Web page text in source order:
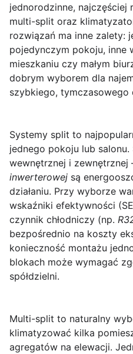
jednorodzinne, najczęściej
multi-split oraz
rozwiązań ma inne zalety:
pojedynczym pokoju, inne
mieszkaniu czy małym
dobrym wyborem dla
szybkiego, tymczasowego
Systemy split to
jednego pokoju lub salonu.
wewnętrznej i
inwerterowej są
działaniu. Przy wyborze
wskaźniki efektywności
czynnik chłodniczy (np.
bezpośrednio na koszty
konieczność montażu
blokach może wymagać
spółdzielni.
Multi-split to naturalny
klimatyzować kilka
agregatów na elewacji.